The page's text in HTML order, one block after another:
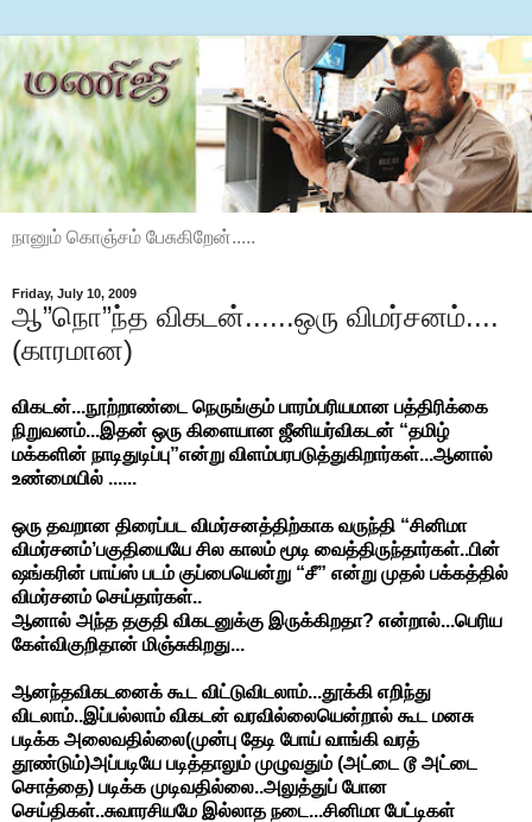
நானும் கொஞ்சம் பேசுகிறேன்.....
Friday, July 10, 2009
ஆ”நொ”ந்த விகடன்......ஒரு விமர்சனம்....
(காரமான)
விகடன்...நூற்றாண்டை நெருங்கும் பாரம்பரியமான பத்திரிக்கை
நிறுவனம்...இதன் ஒரு கிளையான ஜீனியர்விகடன் “தமிழ்
மக்களின் நாடிதுடிப்பு”என்று விளம்பரபடுத்துகிறார்கள்...ஆனால்
உண்மையில் ......
ஒரு தவறான திரைப்பட விமர்சனத்திற்காக வருந்தி “சினிமா
விமர்சனம்’பகுதியையே சில காலம் மூடி வைத்திருந்தார்கள்..பின்
ஷங்கரின் பாய்ஸ் படம் குப்பையென்று “சீ” என்று முதல் பக்கத்தில்
விமர்சனம் செய்தார்கள்..
ஆனால் அந்த தகுதி விகடனுக்கு இருக்கிறதா? என்றால்...பெரிய
கேள்விகுறிதான் மிஞ்சுகிறது...
ஆனந்தவிகடனைக் கூட விட்டுவிடலாம்...தூக்கி எறிந்து
விடலாம்..இப்பல்லாம் விகடன் வரவில்லையென்றால் கூட மனசு
படிக்க அலைவதில்லை(முன்பு தேடி போய் வாங்கி வரத்
தூண்டும்)அப்படியே படித்தாலும் முழுவதும் (அட்டை டூ அட்டை
சொத்தை) படிக்க முடிவதில்லை..அலுத்துப் போன
செய்திகள்..சுவாரசியமே இல்லாத நடை...சினிமா பேட்டிகள்